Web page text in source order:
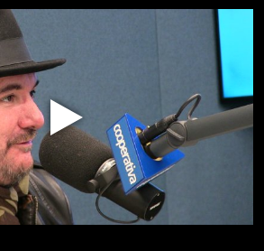
Play
Video